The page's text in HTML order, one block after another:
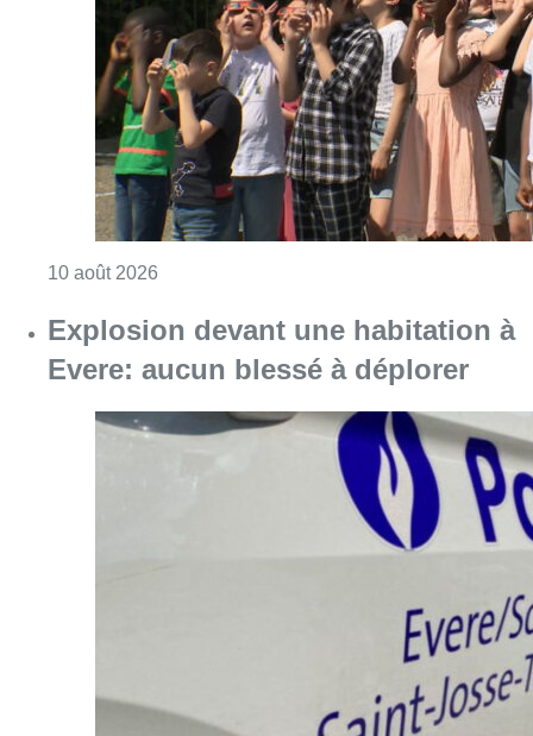
10 août 2026
Explosion devant une habitation à
Evere: aucun blessé à déplorer